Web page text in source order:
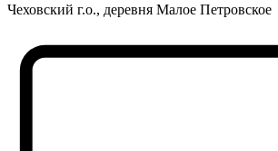
Чеховский г.о., деревня Малое Петровское